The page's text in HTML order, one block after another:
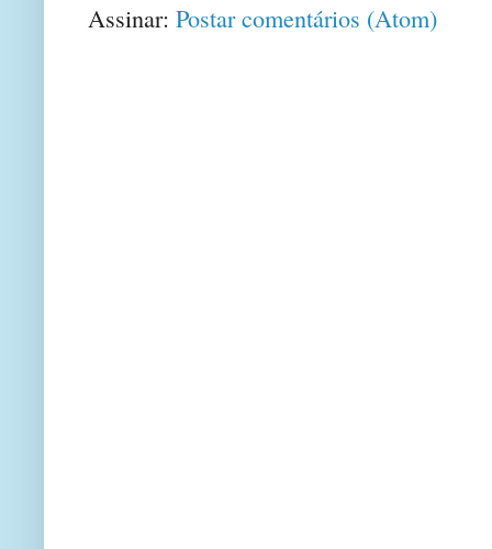
Assinar: Postar comentários (Atom)